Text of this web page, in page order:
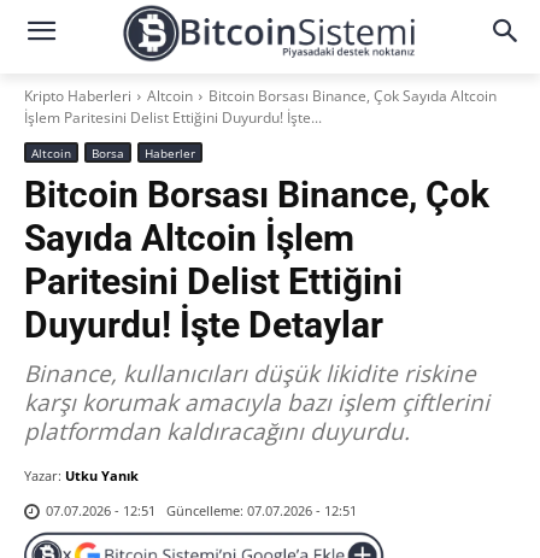
Kripto Haberleri Altcoin
Bitcoin Borsası Binance, Çok Sayıda Altcoin
İşlem Paritesini Delist Ettiğini Duyurdu! İşte...
Altcoin Borsa Haberler
Bitcoin Borsası Binance, Çok
Sayıda Altcoin İşlem
Paritesini Delist Ettiğini
Duyurdu! İşte Detaylar
Binance, kullanıcıları düşük likidite riskine
karşı korumak amacıyla bazı işlem çiftlerini
platformdan kaldıracağını duyurdu.
Yazar: Utku Yanık
07.07.2026 - 12:51
Güncelleme: 07.07.2026 - 12:51